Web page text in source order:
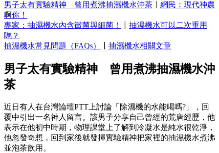
男子太有實驗精神 曾用煮沸抽濕機水沖茶
網民：現代神農
啊你！
專家：抽濕機水內含黴菌與細菌！
抽濕機水可以二次重用
嗎？
抽濕機水常見問題（FAQs）
抽濕機水相關文章
男子太有實驗精神 曾用煮沸抽濕機水沖
茶
近日有人在台灣論壇PTT上討論「除濕機的水能喝嗎?」，回
覆中引出一名神人留言。該男子分享自己曾經的荒唐經歷，他
表示在他初中時期，物理課堂上了解到冷凝水是純水很乾淨，
他忽發奇想，回到家後就發揮實驗精神把家裡的抽濕機水煮沸
並泡茶飲用。